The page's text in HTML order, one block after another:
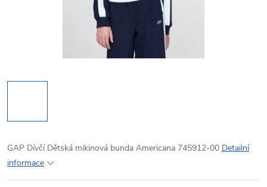
GAP Dívčí Dětská mikinová bunda Americana 745912-00 Detailní
informace